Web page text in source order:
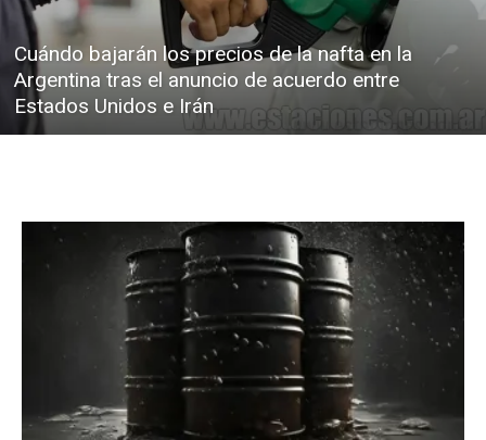
Cuándo bajarán los precios de la nafta en la
Argentina tras el anuncio de acuerdo entre
Estados Unidos e Irán